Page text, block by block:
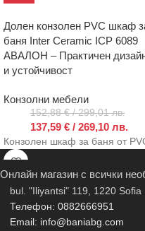
Долен конзолен PVC шкаф
баня Inter Ceramic ICP 6089
АВАЛОН – Практичен
и устойчивост
Конзолни мебели
152,88€/ 299,01 лв.
137,59 €/ 269,10 лв.
Конзолен шкаф за баня от
Онлайн магазин с всички
bul. "Iliyantsi" 119, 1220 Sofia
Телефон: 0882666951
Email: info@baniabg.com